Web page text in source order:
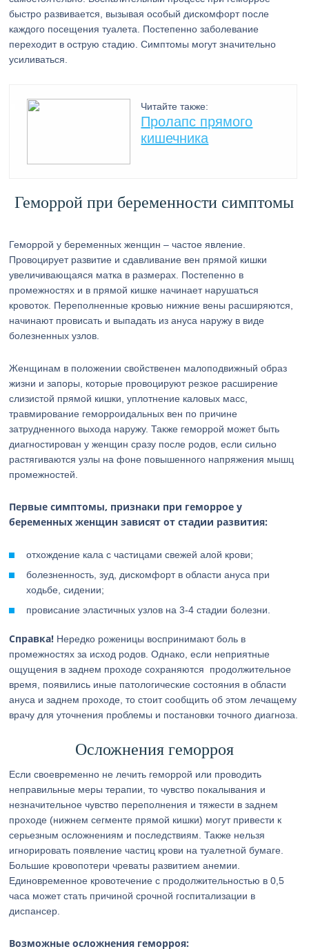
быстро развивается, вызывая особый дискомфорт после
каждого посещения туалета. Постепенно заболевание
переходит в острую стадию. Симптомы могут значительно
усиливаться.
Читайте также:
Пролапс прямого
кишечника
Геморрой при беременности симптомы
Геморрой у беременных женщин – частое явление.
Провоцирует развитие и сдавливание вен прямой кишки
увеличивающаяся матка в размерах. Постепенно в
промежностях и в прямой кишке начинает нарушаться
кровоток. Переполненные кровью нижние вены расширяются,
начинают провисать и выпадать из ануса наружу в виде
болезненных узлов.
Женщинам в положении свойственен малоподвижный образ
жизни и запоры, которые провоцируют резкое расширение
слизистой прямой кишки, уплотнение каловых масс,
травмирование геморроидальных вен по причине
затрудненного выхода наружу. Также геморрой может быть
диагностирован у женщин сразу после родов, если сильно
растягиваются узлы на фоне повышенного напряжения мышц
промежностей.
Первые симптомы, признаки при геморрое у
беременных женщин зависят от стадии развития:
отхождение кала с частицами свежей алой крови;
болезненность, зуд, дискомфорт в области ануса при
ходьбе, сидении;
провисание эластичных узлов на 3-4 стадии болезни.
Справка! Нередко роженицы воспринимают боль в
промежностях за исход родов. Однако, если неприятные
ощущения в заднем проходе сохраняются продолжительное
время, появились иные патологические состояния в области
ануса и заднем проходе, то стоит сообщить об этом лечащему
врачу для уточнения проблемы и постановки точного диагноза.
Осложнения геморроя
Если своевременно не лечить геморрой или проводить
неправильные меры терапии, то чувство покалывания и
незначительное чувство переполнения и тяжести в заднем
проходе (нижнем сегменте прямой кишки) могут привести к
серьезным осложнениям и последствиям. Также нельзя
игнорировать появление частиц крови на туалетной бумаге.
Большие кровопотери чреваты развитием анемии.
Единовременное кровотечение с продолжительностью в 0,5
часа может стать причиной срочной госпитализации в
диспансер.
Возможные осложнения геморроя: